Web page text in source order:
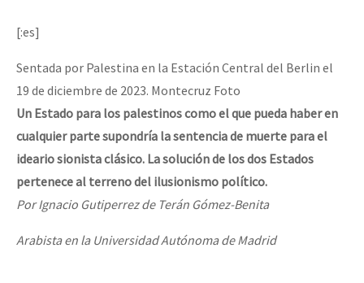
EZLN
La Sexta
AutonomÍa y Resistencia
Megaproyectos
Migración
Presos
Dia 2 do Encontro “Guerra contra a Humanidad”
Dia 1: Encontro “Guerra contra a Humanidade”
[CDMX – 20 julio] Jornadas globales por la libertad de Jesús
[:es]
Sentada por Palestina en la Estación Central del Berlin el
19 de diciembre de 2023. Montecruz Foto
Un Estado para los palestinos como el que pueda haber en
cualquier parte supondría la sentencia de muerte para el
ideario sionista clásico. La solución de los dos Estados
pertenece al terreno del ilusionismo político.
Por Ignacio Gutiperrez de Terán Gómez-Benita
Arabista en la Universidad Autónoma de Madrid